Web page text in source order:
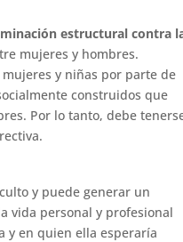
estructural contra
mujeres y hombres.
y niñas por parte de
construidos que
Por lo tanto, debe
y puede generar un
vida personal y profesional
y en quien ella esperaría